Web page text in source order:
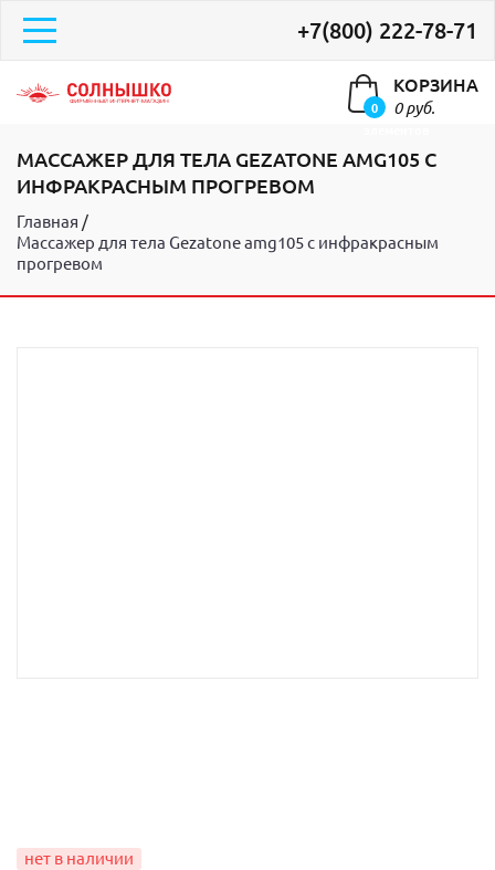
+7(800) 222-78-71
0
КОРЗИНА
0 руб.
МАССАЖЕР ДЛЯ ТЕЛА GEZATONE AMG105 С
ИНФРАКРАСНЫМ ПРОГРЕВОМ
Главная
Массажер для тела Gezatone amg105 с инфракрасным
прогревом